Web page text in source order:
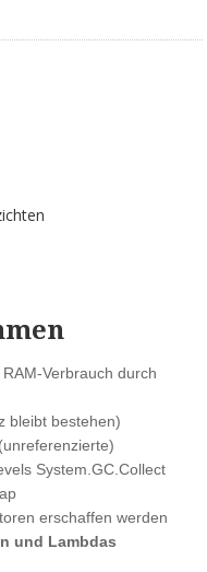
Verbrauch durch
bleibt bestehen)
System.GC.Collect
erschaffen werden
und Lambdas